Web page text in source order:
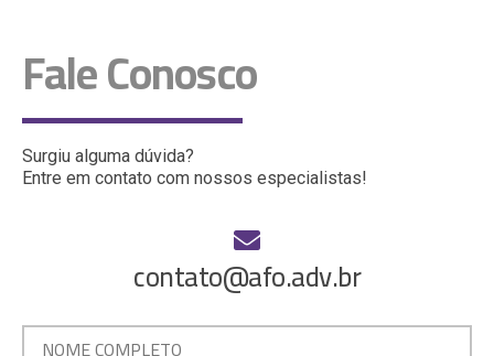
Fale Conosco
Surgiu alguma dúvida?
Entre em contato com nossos especialistas!
contato@afo.adv.br